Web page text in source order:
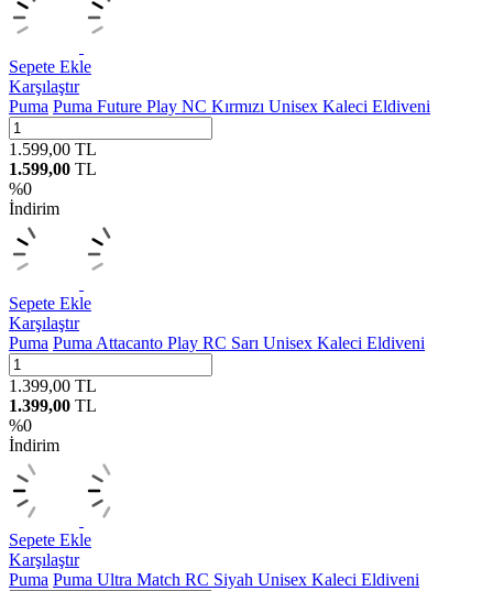
Sepete Ekle
Karşılaştır
Puma Puma Future Play NC Kırmızı Unisex Kaleci Eldiveni
1.599,00 TL
1.599,00 TL
%0
İndirim
Sepete Ekle
Karşılaştır
Puma Puma Attacanto Play RC Sarı Unisex Kaleci Eldiveni
1.399,00 TL
1.399,00 TL
%0
İndirim
Sepete Ekle
Karşılaştır
Puma Puma Ultra Match RC Siyah Unisex Kaleci Eldiveni